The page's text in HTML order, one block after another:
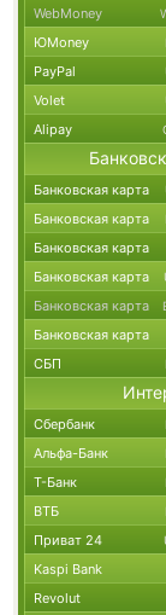
WebMoney
ЮMoney
PayPal
Volet
Alipay
Банковская карта
Банковская карта
Банковская карта
Банковская карта
Банковская карта
Банковская карта
СБП
Сбербанк
Альфа-Банк
Т-Банк
ВТБ
Приват 24
Kaspi Bank
Revolut